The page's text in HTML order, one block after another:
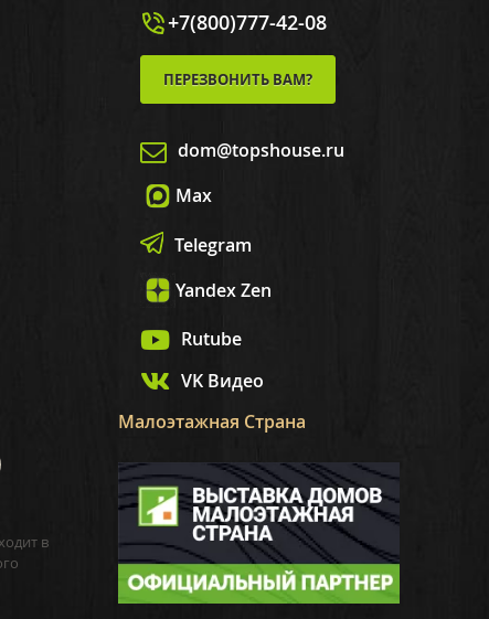
+7(800)777-42-08
ПЕРЕЗВОНИТЬ ВАМ?
dom@topshouse.ru
Max
Telegram
Yandex Zen
Rutube
VK Видео
в
Малоэтажная Страна